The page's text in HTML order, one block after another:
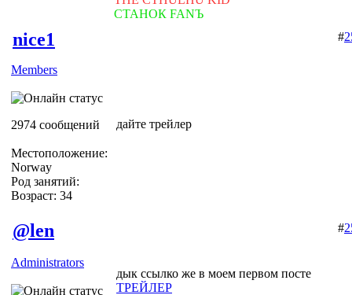
СТАНОК FANЪ
nice1
Members
2974 сообщений
Местоположение:
Norway
Род занятий:
Возраст: 34
#
дайте трейлер
@len
Administrators
#
дык ссылко же в моем первом посте
ТРЕЙЛЕР